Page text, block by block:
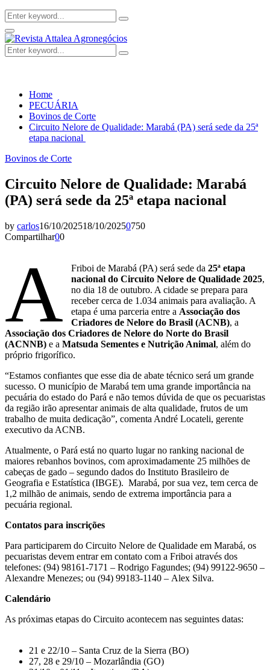
Search
for:
Search
Facebook
Twitter
Instagram
Linkedin
Youtube
Email
Primary
Menu
Search
for:
Search
Home
PECUÁRIA
Bovinos de Corte
Circuito Nelore de Qualidade: Marabá (PA) será sede da 25ª
etapa nacional
Bovinos de Corte
Circuito Nelore de Qualidade: Marabá
(PA) será sede da 25ª etapa nacional
by carlos16/10/202518/10/20250750
Compartilhar00
A Friboi de Marabá (PA) será sede da25ª etapa
nacional do Circuito Nelore de Qualidade 2025,
no dia 18 de outubro. A cidade se prepara para
receber cerca de 1.034 animais para avaliação. A
etapa é uma parceria entre a Associação dos
Criadores de Nelore do Brasil (ACNB), a
Associação dos Criadores de Nelore do Norte do Brasil
(ACNNB) e a Matsuda Sementes e Nutrição Animal, além do
próprio frigorífico.
“Estamos confiantes que esse dia de abate técnico será um grande
sucesso. O município de Marabá tem uma grande importância na
pecuária do estado do Pará e não temos dúvida de que os pecuaristas
da região irão apresentar animais de alta qualidade, frutos de um
trabalho de muita dedicação”, comenta André Locateli, gerente
executivo da ACNB.
Atualmente, o Pará está no quarto lugar no ranking nacional de
maiores rebanhos bovinos, com aproximadamente 25 milhões de
cabeças de gado – segundo dados do Instituto Brasileiro de
Geografia e Estatística (IBGE). Marabá, por sua vez, tem cerca de
1,2 milhão de animais, sendo de extrema importância para a
pecuária regional.
Contatos para inscrições
Para participarem do Circuito Nelore de Qualidade em Marabá, os
pecuaristas devem entrar em contato com a Friboi através dos
telefones: (94) 98161-7171 – Rodrigo Fagundes; (94) 99122-9650 –
Alexandre Menezes; ou (94) 99183-1140 – Alex Silva.
Calendário
As próximas etapas do Circuito acontecem nas seguintes datas:
21 e 22/10 – Santa Cruz de la Sierra (BO)
27, 28 e 29/10 – Mozarlândia (GO)